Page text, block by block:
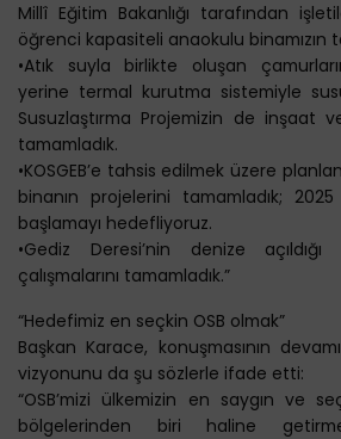
Millî Eğitim Bakanlığı tarafından
öğrenci kapasiteli anaokulu binamızın
•Atık suyla birlikte oluşan
yerine termal kurutma sistemiyle
Susuzlaştırma Projemizin de inşaat
tamamladık.
•KOSGEB’e tahsis edilmek üzere
binanın projelerini tamamladık;
başlamayı hedefliyoruz.
•Gediz Deresi’nin denize
çalışmalarını tamamladık.”
“Hedefimiz en seçkin OSB olmak”
Başkan Karace, konuşmasının
vizyonunu da şu sözlerle ifade etti:
“OSB’mizi ülkemizin en saygın ve
bölgelerinden biri haline getirmek,